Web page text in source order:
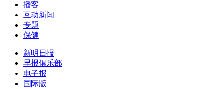
播客
互动新闻
专题
保健
新明日报
早报俱乐部
电子报
国际版